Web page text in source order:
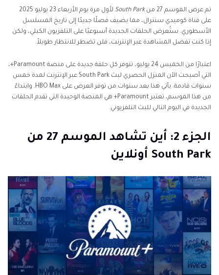
عنها
الجزء 4: لماذا يجب عليك عدم تفويت الموسم 27 من
ساوث بارك
الجزء 5: [نصيحة إضافية] اصنع شخصيتك الخاصة في
ساوث بارك باستخدام الذكاء الاصطناعي
تم عرض الموسم 27 من South Park
لأول مرة يوم الأربعاء 23 يوليو 2025
على قناة كوميدي سنترال، مما يضيف فصلًا جديدًا إلى تاريخ المسلسل
الأسطوري. ستُعرض الحلقات الجديدة أسبوعيًا على التلفزيون الكبلي، ولكن
إذا كنت تفضل المشاهدة عبر الإنترنت، فلن تضطر للانتظار طويلاً.
اعتبارًا من الخميس 24 يوليو، تتوفر كل حلقة جديدة على منصة Paramount+،
التي أصبحت الآن المنزل الحصري لبث South Park عبر الإنترنت لمدة خمس
سنوات قادمة. يأتي هذا بعد سنوات من توفر العرض على HBO Max. وابتداءً
من هذا الموسم، تعتبر Paramount+ هي المنصة الوحيدة التي تقدم الحلقات
الجديدة في اليوم التالي للبث التلفزيوني.
الجزء 2: أين تشاهد الموسم 27 من
South Park أونلاين